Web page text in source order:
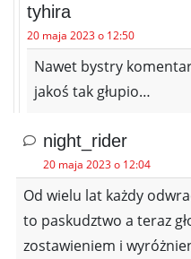
tyhira
20 maja 2023 o 12:50
Nawet bystry
jakoś tak głupio…
night_rider
20 maja 2023 o 12:04
Od wielu lat każdy
to paskudztwo a teraz
zostawieniem i